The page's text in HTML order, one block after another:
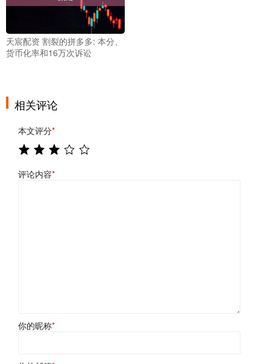
天宸配资 割裂的拼多多: 本分、
货币化率和16万次诉讼
相关评论
本文评分*
评论内容*
你的昵称*